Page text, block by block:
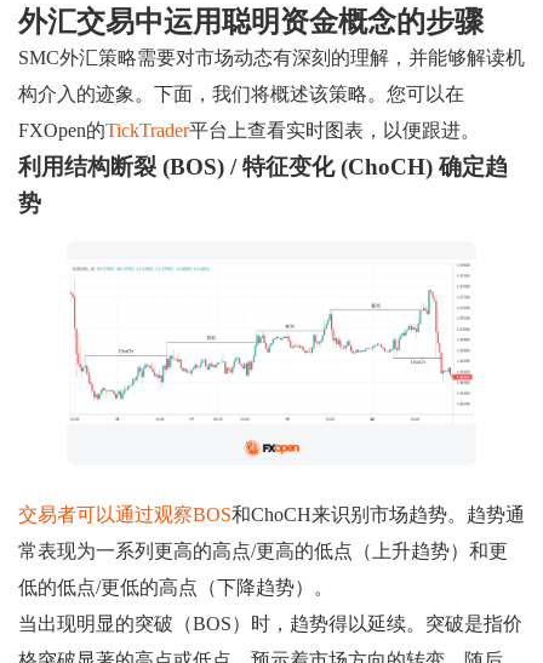
外汇交易中运用聪明资金概念的步骤
SMC外汇策略需要对市场动态有深刻的理解，并能够解读机
构介入的迹象。下面，我们将概述该策略。您可以在
FXOpen的TickTrader平台上查看实时图表，以便跟进。
利用结构断裂 (BOS) / 特征变化 (ChoCH) 确定趋
势
交易者可以通过观察BOS和ChoCH来识别市场趋势。趋势通
常表现为一系列更高的高点/更高的低点（上升趋势）和更
低的低点/更低的高点（下降趋势）。
当出现明显的突破（BOS）时，趋势得以延续。突破是指价